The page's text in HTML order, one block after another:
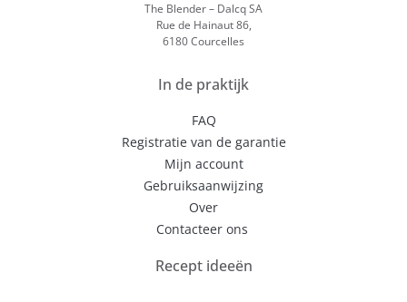
The Blender – Dalcq SA
Rue de Hainaut 86,
6180 Courcelles
In de praktijk
FAQ
Registratie van de garantie
Mijn account
Gebruiksaanwijzing
Over
Contacteer ons
Recept ideeën